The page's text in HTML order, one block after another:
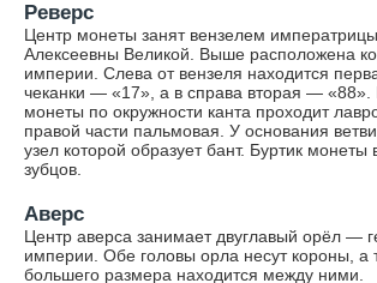
Реверс
Центр монеты занят вензелем
Алексеевны Великой. Выше расположена
империи. Слева от вензеля находится
чеканки — «17», а в справа вторая — «88».
монеты по окружности канта проходит
правой части пальмовая. У основания
узел которой образует бант. Буртик
зубцов.
Аверс
Центр аверса занимает двуглавый орёл —
империи. Обе головы орла несут короны, а
большего размера находится между ними.